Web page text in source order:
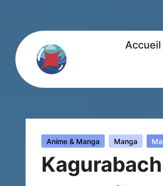
Accueil
Posted
Anime & Manga Manga